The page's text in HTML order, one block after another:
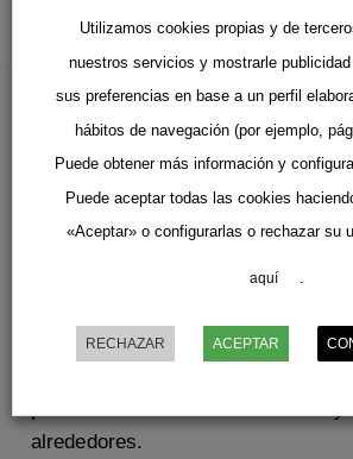
¿No encuentras lo
Descubre todos los servicios que
alrededores.
Utilizamos cookies propias y de
nuestros servicios y mostrarle
sus preferencias en base a un perfil
hábitos de navegación (por ejemplo,
Puede obtener más información y
Puede aceptar todas las cookies
«Aceptar» o configurarlas o rechazar su
aquí .
RECHAZAR ACEPTAR